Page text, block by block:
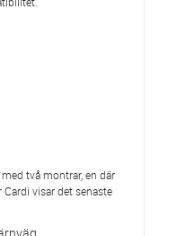
två montrar, en där
visar det senaste